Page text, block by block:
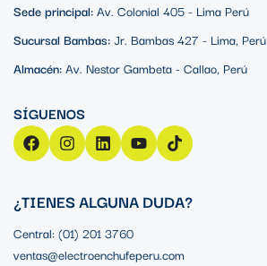
Sede principal:Av. Colonial 405 - Lima Perú
Sucursal Bambas:Jr. Bambas 427 - Lima, Perú
Almacén:Av. Nestor Gambeta - Callao, Perú
¿TIENES ALGUNA DUDA?
Central: (01) 201 3760
ventas@electroenchufeperu.com